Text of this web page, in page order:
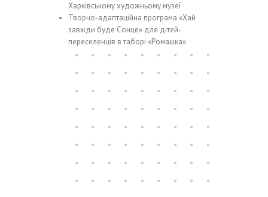
Харківському художньому музеї
Творчо-адаптаційна програма «Хай
завжди буде Сонце» для дітей-
переселенців в таборі «Ромашка»